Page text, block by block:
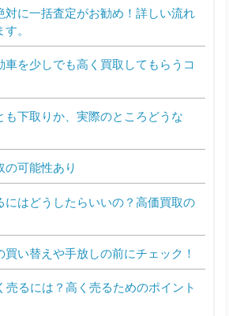
対に一括査定がお勧め！詳しい流れ
。
車を少しでも高く買取してもらうコ
も下取りか、実際のところどうな
の可能性あり
にはどうしたらいいの？高価買取の
い替えや手放しの前にチェック！
売るには？高く売るためのポイント